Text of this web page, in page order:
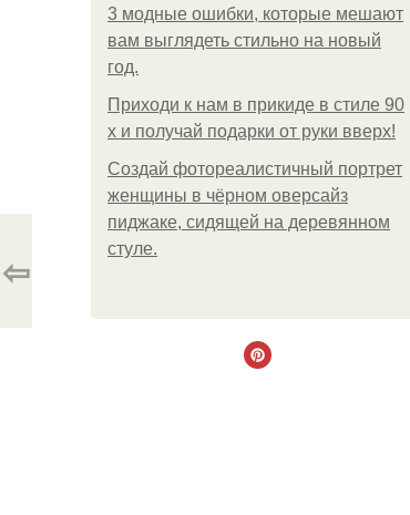
3 модные ошибки, которые мешают
вам выглядеть стильно на новый
год.
Приходи к нам в прикиде в стиле 90
х и получай подарки от руки вверх!
Создай фотореалистичный портрет
женщины в чёрном оверсайз
пиджаке, сидящей на деревянном
стуле.
⇦